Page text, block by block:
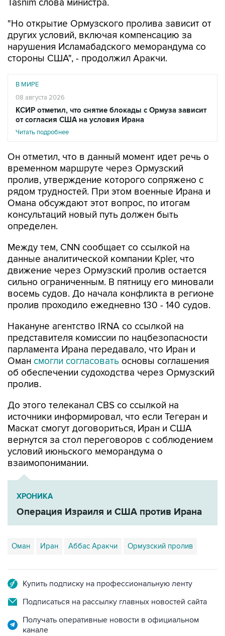
Tasnim слова министра.
"Но открытие Ормузского пролива зависит от
других условий, включая компенсацию за
нарушения Исламабадского меморандума со
стороны США", - продолжил Аракчи.
В МИРЕ
08 августа 2026
КСИР отметил, что снятие блокады с Ормуза зависит
от согласия США на условия Ирана
Читать подробнее
Он отметил, что в данный момент идет речь о
временном маршруте через Ормузский
пролив, утверждение которого сопряжено с
рядом трудностей. При этом военные Ирана и
Омана обсуждают этот вопрос, по итогам
консультаций новый путь должен быть
определен.
Между тем, CNN сообщает со ссылкой на
данные аналитической компании Kpler, что
движение через Ормузский пролив остается
сильно ограниченным. В пятницу его миновали
восемь судов. До начала конфликта в регионе
пролив проходило ежедневно 130 - 140 судов.
Накануне агентство IRNA со ссылкой на
представителя комиссии по нацбезопасности
парламента Ирана передавало, что Иран и
Оман смогли согласовать основы соглашения
об обеспечении судоходства через Ормузский
пролив.
До этого телеканал CBS со ссылкой на
источники информировал, что если Тегеран и
Маскат смогут договориться, Иран и США
вернутся за стол переговоров с соблюдением
условий июньского меморандума о
взаимопонимании.
ХРОНИКА
Операция Израиля и США против Ирана
Оман Иран Аббас Аракчи Ормузский пролив
Купить подписку на профессиональную ленту
Подписаться на рассылку главных новостей сайта
Получать оперативные новости в официальном
канале